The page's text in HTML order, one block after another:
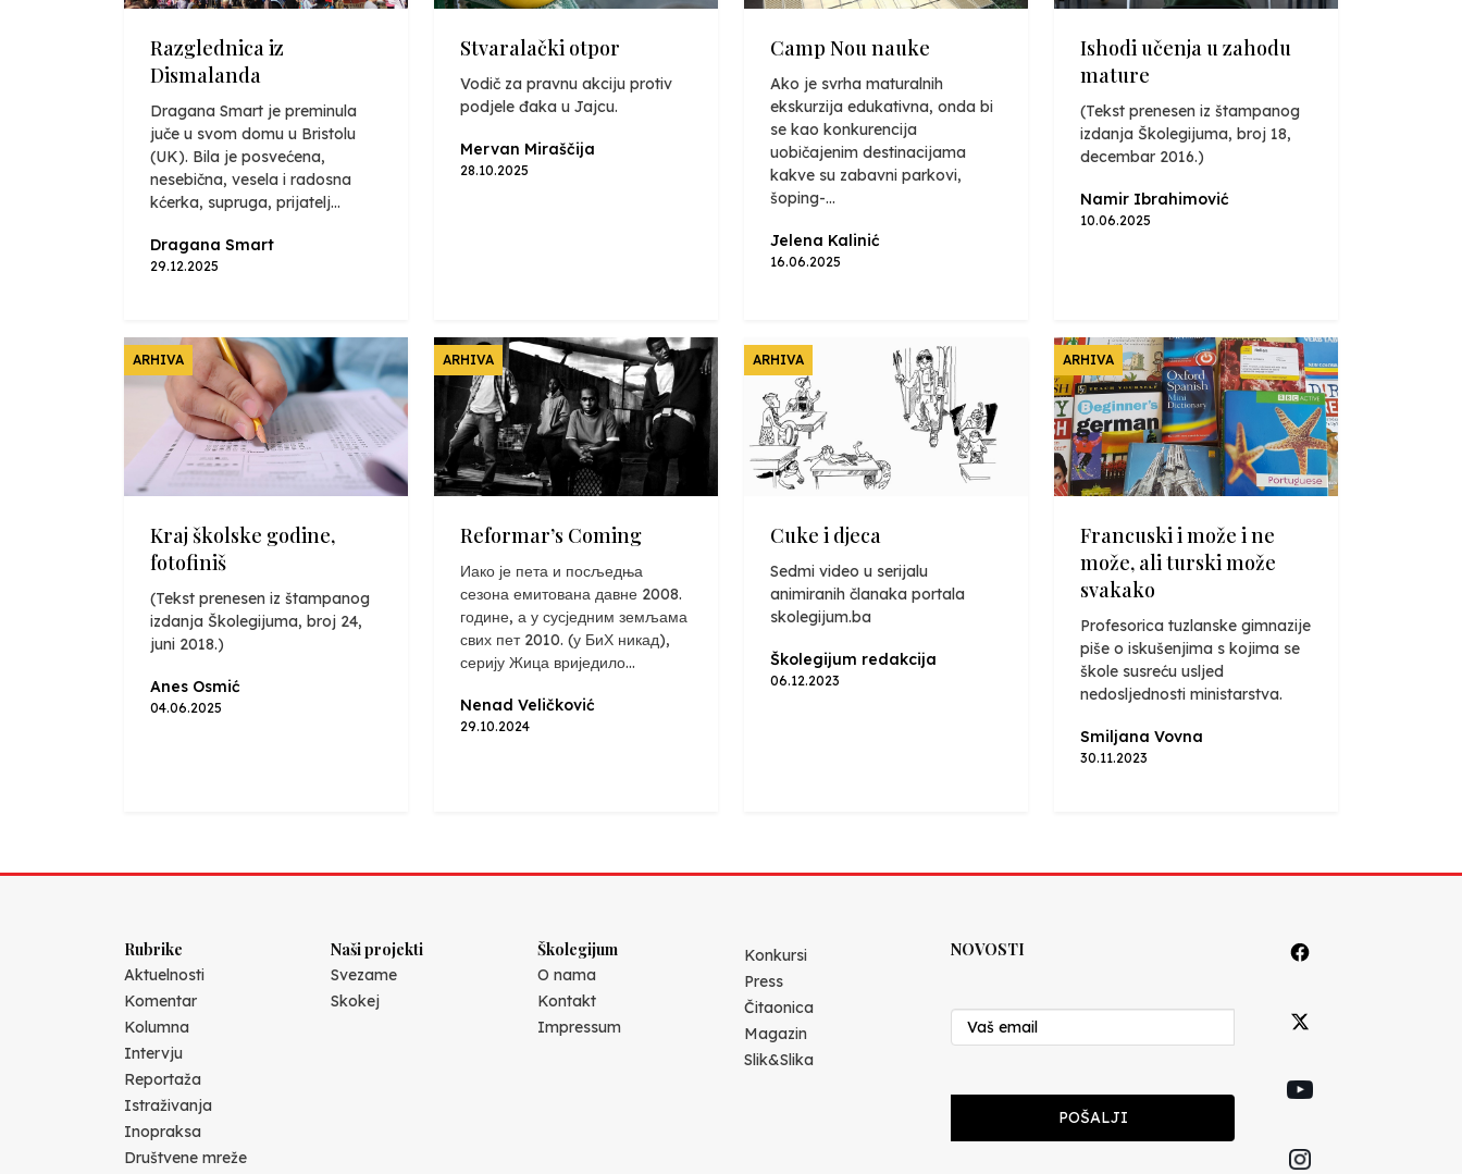
Razglednica iz
Dismalanda
Dragana Smart je preminula
juče u svom domu u Bristolu
(UK). Bila je posvećena,
nesebična, vesela i radosna
kćerka, supruga, prijatelj...
Dragana Smart
29.12.2025
Stvaralački otpor
Vodič za pravnu akciju protiv
podjele đaka u Jajcu.
Mervan Miraščija
28.10.2025
Camp Nou nauke
Ako je svrha maturalnih
ekskurzija edukativna, onda bi
se kao konkurencija
uobičajenim destinacijama
kakve su zabavni parkovi,
šoping-...
Jelena Kalinić
16.06.2025
Ishodi učenja u zahodu
mature
(Tekst prenesen iz štampanog
izdanja Školegijuma, broj 18,
decembar 2016.)
Namir Ibrahimović
10.06.2025
ARHIVA
Kraj školske godine,
fotofiniš
(Tekst prenesen iz štampanog
izdanja Školegijuma, broj 24,
juni 2018.)
Anes Osmić
04.06.2025
ARHIVA
Reformar’s Coming
Иако је пета и посљедња
сезона емитована давне 2008.
године, а у сусједним земљама
свих пет 2010. (у БиХ никад),
серију Жица вриједило...
Nenad Veličković
29.10.2024
ARHIVA
Cuke i djeca
Sedmi video u serijalu
animiranih članaka portala
skolegijum.ba
Školegijum redakcija
06.12.2023
ARHIVA
Francuski i može i ne
može, ali turski može
svakako
Profesorica tuzlanske gimnazije
piše o iskušenjima s kojima se
škole susreću usljed
nedosljednosti ministarstva.
Smiljana Vovna
30.11.2023
Rubrike
Aktuelnosti
Komentar
Kolumna
Intervju
Reportaža
Istraživanja
Inopraksa
Društvene mreže
Naši projekti
Svezame
Skokej
Školegijum
O nama
Kontakt
Impressum
Konkursi
Press
Čitaonica
Magazin
Slik&Slika
NOVOSTI
POŠALJI